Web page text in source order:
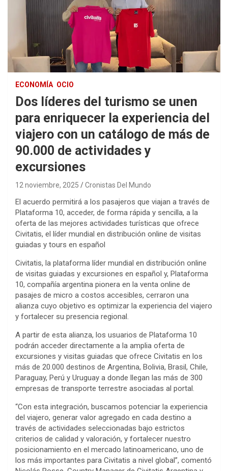
ECONOMÍA OCIO
Dos líderes del turismo se unen
para enriquecer la experiencia del
viajero con un catálogo de más de
90.000 de actividades y
excursiones
12 noviembre, 2025 Cronistas Del Mundo
El acuerdo permitirá a los pasajeros que viajan a través de
Plataforma 10, acceder, de forma rápida y sencilla, a la
oferta de las mejores actividades turísticas que ofrece
Civitatis, el líder mundial en distribución online de visitas
guiadas y tours en español
Civitatis, la plataforma líder mundial en distribución online
de visitas guiadas y excursiones en español y, Plataforma
10, compañía argentina pionera en la venta online de
pasajes de micro a costos accesibles, cerraron una
alianza cuyo objetivo es optimizar la experiencia del viajero
y fortalecer su presencia regional.
A partir de esta alianza, los usuarios de Plataforma 10
podrán acceder directamente a la amplia oferta de
excursiones y visitas guiadas que ofrece Civitatis en los
más de 20.000 destinos de Argentina, Bolivia, Brasil, Chile,
Paraguay, Perú y Uruguay a donde llegan las más de 300
empresas de transporte terrestre asociadas al portal.
“Con esta integración, buscamos potenciar la experiencia
del viajero, generar valor agregado en cada destino a
través de actividades seleccionadas bajo estrictos
criterios de calidad y valoración, y fortalecer nuestro
posicionamiento en el mercado latinoamericano, uno de
los más importantes para Civitatis a nivel global”, comentó